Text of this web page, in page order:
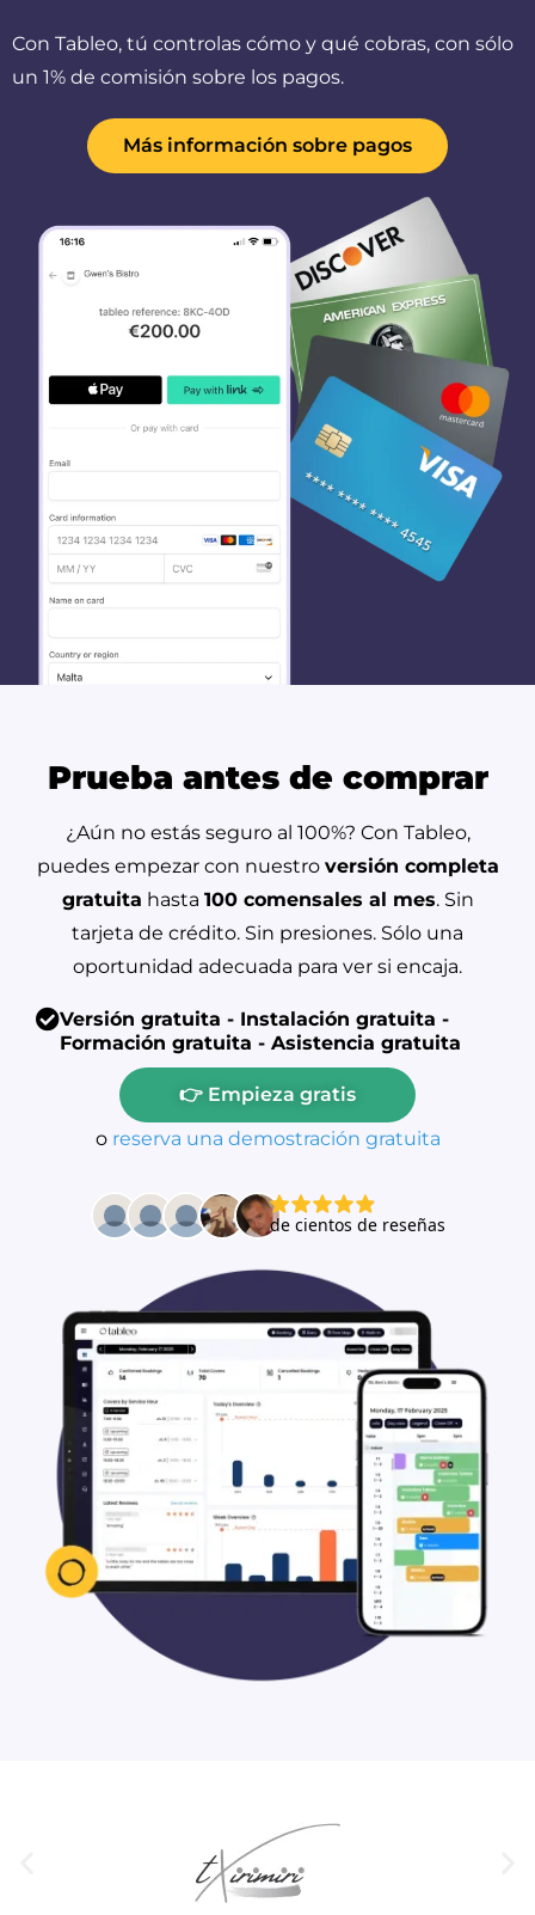
Con Tableo, tú controlas cómo y qué cobras, con sólo
un 1% de comisión sobre los pagos.
Más información sobre pagos
Prueba antes de comprar
¿Aún no estás seguro al 100%? Con Tableo,
puedes empezar con nuestro versión completa
gratuita hasta 100 comensales al mes. Sin
tarjeta de crédito. Sin presiones. Sólo una
oportunidad adecuada para ver si encaja.
Versión gratuita - Instalación gratuita -
Formación gratuita - Asistencia gratuita
👉 Empieza gratis
o reserva una demostración gratuita